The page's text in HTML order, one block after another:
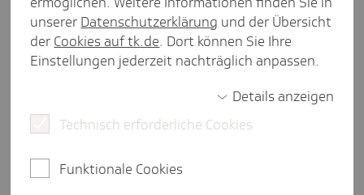
Erwerbs­min­de­rungs­renten
ange­hoben
Für vorgezogene Altersrenten sind die
Hinzuverdienstgrenzen seit 2023 entfallen. Für
weniger als eine Minute Lesezeit
unserer Datenschutzerklärung und der Übersicht
der Cookies auf tk.de. Dort können Sie Ihre
Einstellungen jederzeit nachträglich anpassen.
Details anzeigen
Technisch erforderliche Cookies
Funktionale Cookies